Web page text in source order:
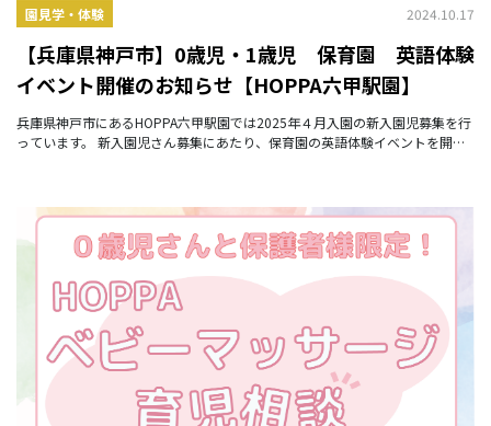
園見学・体験 2024.10.17
【兵庫県神戸市】0歳児・1歳児 保育園 英語体験
イベント開催のお知らせ【HOPPA六甲駅園】
兵庫県神戸市にあるHOPPA六甲駅園では2025年４月入園の新入園児募集を行
っています。 新入園児さん募集にあたり、保育園の英語体験イベントを開催